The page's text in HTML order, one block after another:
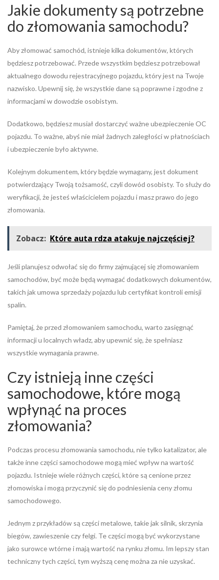
Jakie dokumenty są potrzebne
do złomowania samochodu?
Aby złomować samochód, istnieje kilka dokumentów, których
będziesz potrzebować. Przede wszystkim będziesz potrzebował
aktualnego dowodu rejestracyjnego pojazdu, który jest na Twoje
nazwisko. Upewnij się, że wszystkie dane są poprawne i zgodne z
informacjami w dowodzie osobistym.
Dodatkowo, będziesz musiał dostarczyć ważne ubezpieczenie OC
pojazdu. To ważne, abyś nie miał żadnych zaległości w płatnościach
i ubezpieczenie było aktywne.
Kolejnym dokumentem, który będzie wymagany, jest dokument
potwierdzający Twoją tożsamość, czyli dowód osobisty. To służy do
weryfikacji, że jesteś właścicielem pojazdu i masz prawo do jego
złomowania.
Zobacz: Które auta rdza atakuje najczęściej?
Jeśli planujesz odwołać się do firmy zajmującej się złomowaniem
samochodów, być może będą wymagać dodatkowych dokumentów,
takich jak umowa sprzedaży pojazdu lub certyfikat kontroli emisji
spalin.
Pamiętaj, że przed złomowaniem samochodu, warto zasięgnąć
informacji u localnych władz, aby upewnić się, że spełniasz
wszystkie wymagania prawne.
Czy istnieją inne części
samochodowe, które mogą
wpłynąć na proces
złomowania?
Podczas procesu złomowania samochodu, nie tylko katalizator, ale
także inne części samochodowe mogą mieć wpływ na wartość
pojazdu. Istnieje wiele różnych części, które są cenione przez
złomowiska i mogą przyczynić się do podniesienia ceny złomu
samochodowego.
Jednym z przykładów są części metalowe, takie jak silnik, skrzynia
biegów, zawieszenie czy felgi. Te części mogą być wykorzystane
jako surowce wtórne i mają wartość na rynku złomu. Im lepszy stan
techniczny tych części, tym wyższą cenę można za nie uzyskać.